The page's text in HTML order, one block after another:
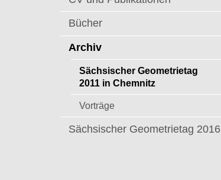
Bücher
Archiv
Sächsischer Geometrietag
2011 in Chemnitz
Vorträge
Sächsischer Geometrietag 2016